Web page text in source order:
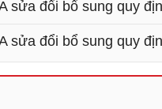
sửa đổi bổ sung quy
sửa đổi bổ sung quy